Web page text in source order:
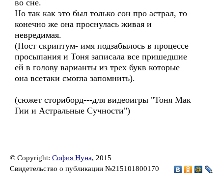
во сне.
Но так как это был только сон про астрал, то
конечно же она проснулась живая и
невредимая.
(Пост скриптум- имя подзабылось в процессе
просыпания и Тоня записала все пришедшие
ей в голову варианты из трех букв которые
она всетаки смогла запомнить).
(сюжет сториборд---для видеоигры "Тоня Мак
Гии и Астральные Сучности")
© Copyright: София Нуна, 2015
Свидетельство о публикации №215101800170